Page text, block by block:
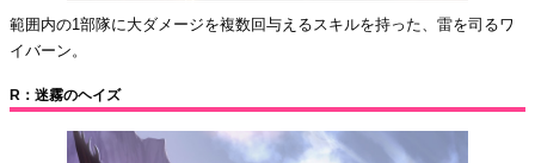
範囲内の1部隊に大ダメージを複数回与えるスキルを持った、雷を司るワ
イバーン。
R：迷霧のヘイズ